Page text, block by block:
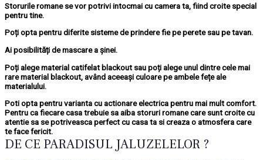
Storurile romane se vor potrivi intocmai cu camera ta, fiind croite special
pentru tine.
Poți opta pentru diferite sisteme de prindere fie pe perete sau pe tavan.
Ai posibilități de mascare a șinei.
Poți alege material catifelat blackout sau poți alege unul dintre cele mai
rare material blackout, având aceeași culoare pe ambele fețe ale
materialului.
Poti opta pentru varianta cu actionare electrica pentru mai mult comfort.
Pentru ca fiecare casa trebuie sa aiba storuri romane care sunt croite cu
atentie sa se potriveasca perfect cu casa ta si creaza o atmosfera care
te face fericit.
DE CE PARADISUL JALUZELELOR ?